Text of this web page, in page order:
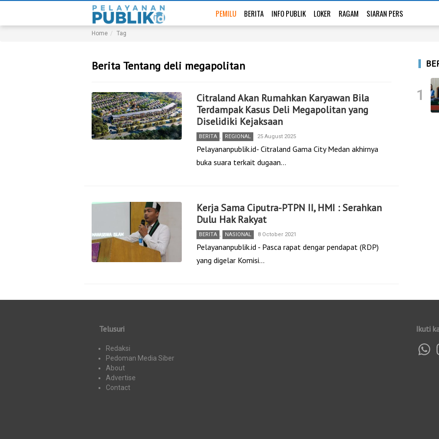
PEMILU BERITA INFO PUBLIK LOKER RAGAM SIARAN PERS
Home Tag
Berita Tentang deli megapolitan
Citraland Akan Rumahkan Karyawan Bila
Terdampak Kasus Deli Megapolitan yang
Diselidiki Kejaksaan
BERITA , REGIONAL 25 August 2025
Pelayananpublik.id- Citraland Gama City Medan akhirnya
buka suara terkait dugaan…
Kerja Sama Ciputra-PTPN II, HMI : Serahkan
Dulu Hak Rakyat
BERITA , NASIONAL 8 October 2021
Pelayananpublik.id - Pasca rapat dengar pendapat (RDP)
yang digelar Komisi…
1
Telusuri
Redaksi
Pedoman Media Siber
About
Advertise
Contact
Ikuti